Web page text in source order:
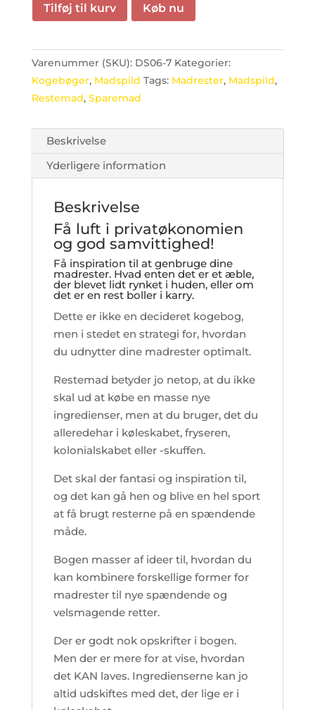
(Ebog)
antal
Tilføj til kurv Køb nu
Varenummer (SKU): DS06-7 Kategorier:
Kogebøger, Madspild Tags: Madrester, Madspild,
Restemad, Sparemad
Beskrivelse
Yderligere information
Beskrivelse
Få luft i privatøkonomien
og god samvittighed!
Få inspiration til at genbruge dine
madrester. Hvad enten det er et æble,
der blevet lidt rynket i huden, eller om
det er en rest boller i karry.
Dette er ikke en decideret kogebog,
men i stedet en strategi for, hvordan
du udnytter dine madrester optimalt.
Restemad betyder jo netop, at du ikke
skal ud at købe en masse nye
ingredienser, men at du bruger, det du
alleredehar i køleskabet, fryseren,
kolonialskabet eller -skuffen.
Det skal der fantasi og inspiration til,
og det kan gå hen og blive en hel sport
at få brugt resterne på en spændende
måde.
Bogen masser af ideer til, hvordan du
kan kombinere forskellige former for
madrester til nye spændende og
velsmagende retter.
Der er godt nok opskrifter i bogen.
Men der er mere for at vise, hvordan
det KAN laves. Ingredienserne kan jo
altid udskiftes med det, der lige er i